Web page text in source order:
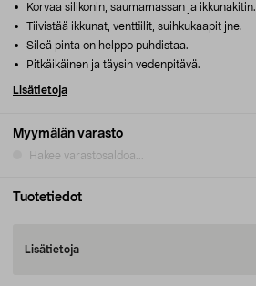
Myymälän varasto
Hakee varastosaldoa...
Korvaa silikonin, saumamassan ja ikkunakitin.
Tiivistää ikkunat, venttiilit, suihkukaapit jne.
Sileä pinta on helppo puhdistaa.
Pitkäikäinen ja täysin vedenpitävä.
Lisätietoja
Tuotetiedot
Lisätietoja